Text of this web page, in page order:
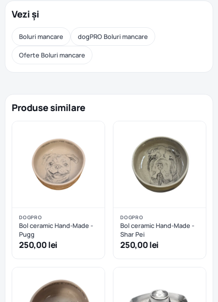
Vezi și
Boluri mancare dogPRO Boluri mancare
Oferte Boluri mancare
Produse similare
DOGPRO
Bol ceramic Hand-Made -
Pugg
250,00 lei
DOGPRO
Bol ceramic Hand-Made -
Shar Pei
250,00 lei